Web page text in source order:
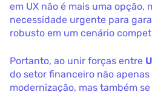
em UX não é mais uma opção,
necessidade urgente para
robusto em um cenário
Portanto, ao unir forças entre
do setor financeiro não
modernização, mas também